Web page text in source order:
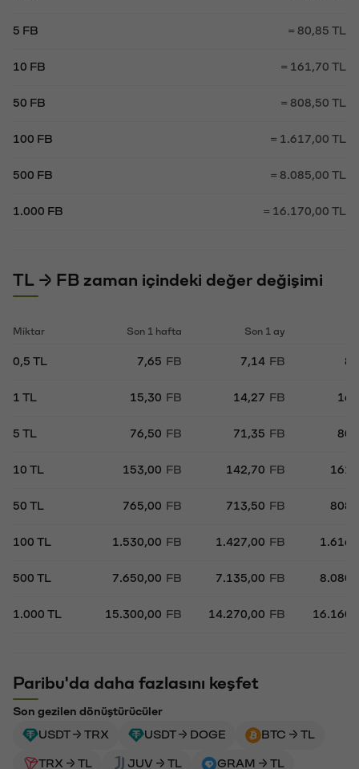
5 FB = 80,85 TL
10 FB = 161,70 TL
50 FB = 808,50 TL
100 FB = 1.617,00 TL
500 FB = 8.085,00 TL
1.000 FB = 16.170,00 TL
TL → FB zaman içindeki değer değişimi
Miktar Son 1 hafta Son 1 ay
0,5 TL 7,65 FB 7,14 FB
1 TL 15,30 FB 14,27 FB
5 TL 76,50 FB 71,35 FB
10 TL 153,00 FB 142,70 FB
50 TL 765,00 FB 713,50 FB
100 TL 1.530,00 FB 1.427,00 FB
500 TL 7.650,00 FB 7.135,00 FB
1.000 TL 15.300,00 FB 14.270,00 FB
Paribu'da daha fazlasını keşfet
Son gezilen dönüştürücüler
USDT → TRX
USDT → DOGE BTC → TL
TRX → TL JUV → TL GRAM → TL